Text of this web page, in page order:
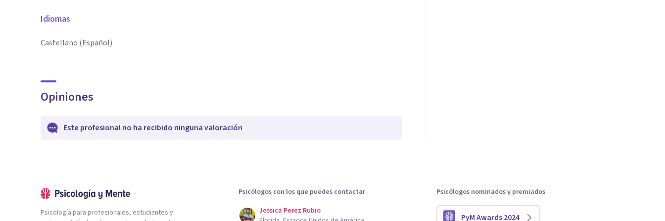
Idiomas
Castellano (Español)
Opiniones
Este profesional no ha recibido ninguna valoración
Psicología para profesionales, estudiantes y
Psicólogos con los que puedes contactar
Jessica Perez Rubio
Psicólogos nominados y premiados
PyM Awards 2024